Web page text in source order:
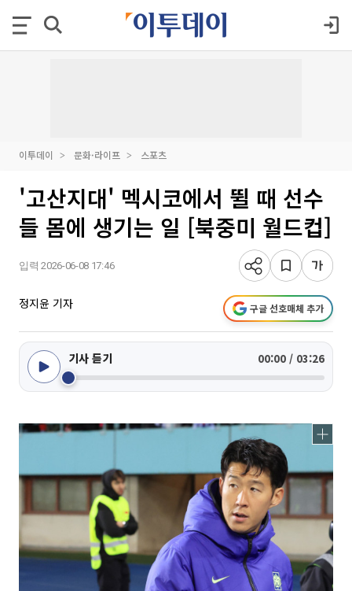
이투데이 문화·라이프 스포츠
'고산지대' 멕시코에서 뛸 때 선수
들 몸에 생기는 일 [북중미 월드컵]
입력 2026-06-08 17:46
정지윤 기자 구글 선호매체 추가
기사 듣기 00:00 / 03:26